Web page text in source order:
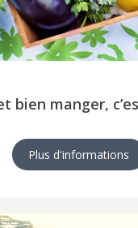
bien manger,
Plus d'informations